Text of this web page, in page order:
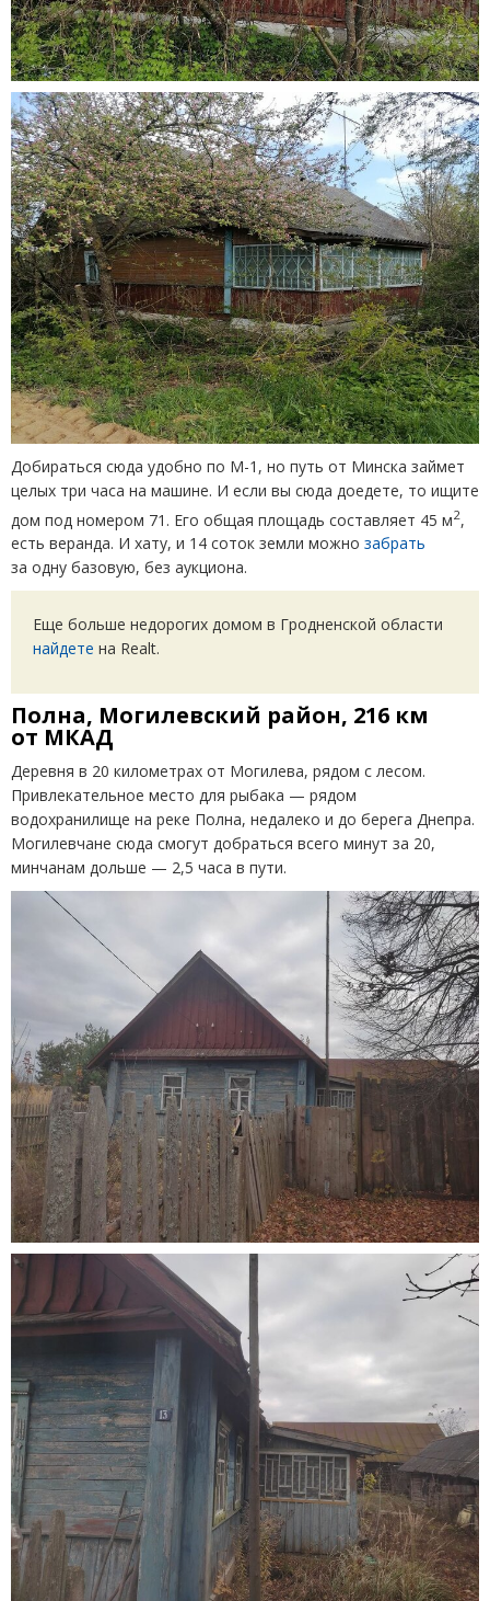
Добираться сюда удобно по М-1, но путь от Минска займет
целых три часа на машине. И если вы сюда доедете, то ищите
дом под номером 71. Его общая площадь составляет 45 м2,
есть веранда. И хату, и 14 соток земли можно забрать
за одну базовую, без аукциона.
Еще больше недорогих домом в Гродненской области
найдете на Realt.
Полна, Могилевский район, 216 км
от МКАД
Деревня в 20 километрах от Могилева, рядом с лесом.
Привлекательное место для рыбака — рядом
водохранилище на реке Полна, недалеко и до берега Днепра.
Могилевчане сюда смогут добраться всего минут за 20,
минчанам дольше — 2,5 часа в пути.